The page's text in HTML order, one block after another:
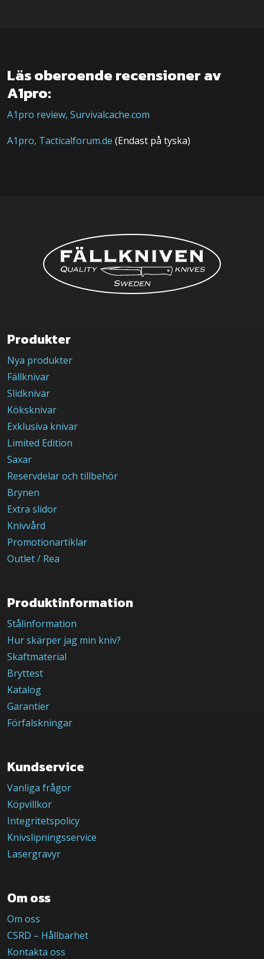
Läs oberoende recensioner av
A1pro:
A1pro review, Survivalcache.com
A1pro, Tacticalforum.de (Endast på tyska)
Produkter
Nya produkter
Fällknivar
Slidknivar
Köksknivar
Exklusiva knivar
Limited Edition
Saxar
Reservdelar och tillbehör
Brynen
Extra slidor
Knivvård
Promotionartiklar
Outlet / Rea
Produktinformation
Stålinformation
Hur skärper jag min kniv?
Skaftmaterial
Bryttest
Katalog
Garantier
Förfalskningar
Kundservice
Vanliga frågor
Köpvillkor
Integritetspolicy
Knivslipningsservice
Lasergravyr
Om oss
Om oss
CSRD – Hållbarhet
Kontakta oss